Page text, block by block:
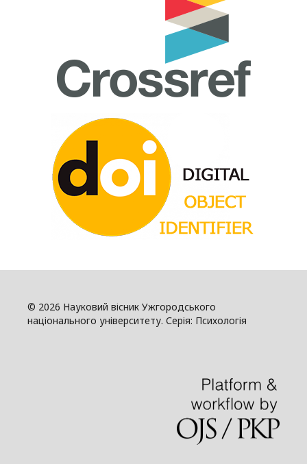
© 2026 Науковий вісник Ужгородського
національного університету. Серія: Психологія